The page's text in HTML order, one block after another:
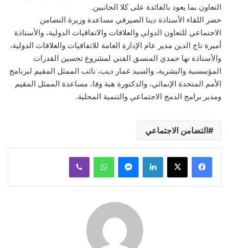
التعاون بما يعود بالفائدة على كلا الجانبين.
حضر اللقاء الأستاذة دينا الصيرفي مساعدة وزيرة التضامن
الاجتماعي للتعاون الدولي والعلاقات والاتفاقيات الدولية، والأستاذة
أميرة تاج الدين مدير عام الإدارة العامة للاتفاقيات والعلاقات الدولية،
والأستاذة نها حمدي المنسق الفني لمشروع تحسين القدرات
المؤسسية والبشرية، والسيد غمار ديب، نائب الممثل المقيم لبرنامج
الأمم المتحدة الإنمائي، والدكتورة هبة وفا، مساعدة الممثل المقيم
ومدير برامج الدمج الاجتماعي والتنمية المحلية.
التضامن الاجتماعي
لينكدإن ماسنجر واتساب ڤايبر